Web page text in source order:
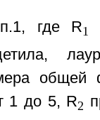
где R1
1 до 5, R2